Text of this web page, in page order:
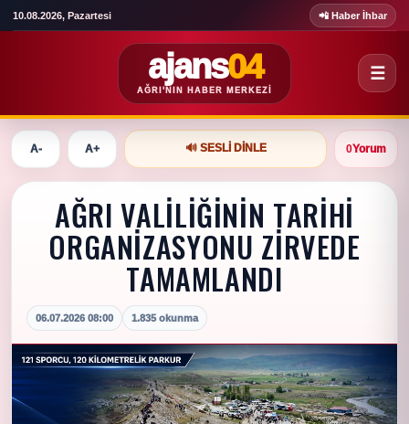
10.08.2026, Pazartesi 📲 Haber İhbar
ajans04
AĞRI'NIN HABER MERKEZI
☰
A- A+ 🔊 SESLI DINLE 0Yorum
AĞRI VALİLİĞİNİN TARİHİ
ORGANİZASYONU ZİRVEDE
TAMAMLANDI
06.07.2026 08:00 1.835 okunma